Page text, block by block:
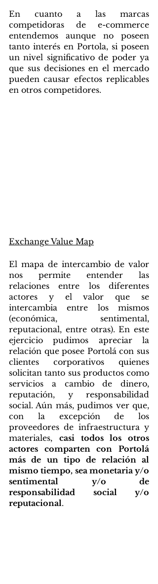
En cuanto a las marcas
competidoras de e-commerce
entendemos aunque no poseen
tanto interés en Portola, si poseen
un nivel significativo de poder ya
que sus decisiones en el mercado
pueden causar efectos replicables
en otros competidores.
Exchange Value Map
El mapa de intercambio de valor
nos permite entender las
relaciones entre los diferentes
actores y el valor que se
intercambia entre los mismos
(económica, sentimental,
reputacional, entre otras). En este
ejercicio pudimos apreciar la
relación que posee Portolá con sus
clientes corporativos quienes
solicitan tanto sus productos como
servicios a cambio de dinero,
reputación, y responsabilidad
social. Aún más, pudimos ver que,
con la excepción de los
proveedores de infraestructura y
materiales, casi todos los otros
actores comparten con Portolá
más de un tipo de relación al
mismo tiempo, sea monetaria y/o
sentimental y/o de
responsabilidad social y/o
reputacional.